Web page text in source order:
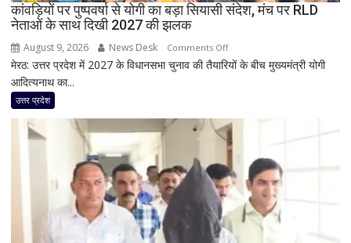
हो’
कांवड़ियों पर पुष्पवर्षा से योगी का बड़ा सियासी संदेश, मंच पर RLD
नेताओं के साथ दिखी 2027 की झलक
August 9, 2026 News Desk Comments Offon
कांवड़ियों
योगी
का
बड़ा
सियासी
संदेश,
मंच
पर
मेरठ: उत्तर प्रदेश में 2027 के विधानसभा चुनाव की तैयारियों के बीच मुख्यमंत्री योगी
आदित्यनाथ का...
उत्तर प्रदेश